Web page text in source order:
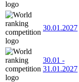
30.01.2027
30.01 -
31.01.2027